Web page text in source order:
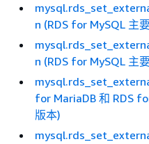
n (RDS for MySQL 主
n (RDS for MySQL 主
for MariaDB 和 RDS
版本)